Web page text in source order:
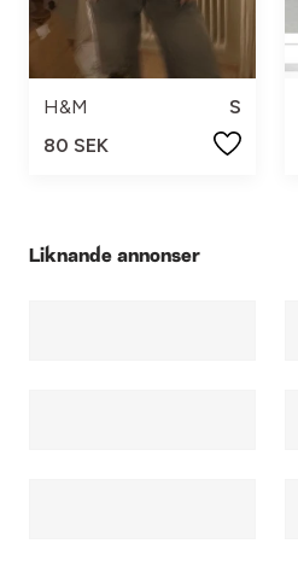
H&M
S
80 SEK
Liknande annonser